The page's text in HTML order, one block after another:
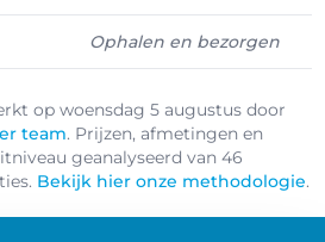
Ophalen en bezorgen
op woensdag 5 augustus door
team. Prijzen, afmetingen en
geanalyseerd van 46
Bekijk hier onze methodologie.